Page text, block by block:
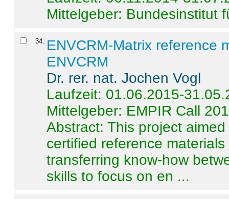
Mittelgeber: Bundesinstitut
34. ENVCRM-Matrix reference
ENVCRM
Dr. rer. nat. Jochen Vogl
Laufzeit: 01.06.2015-
Mittelgeber: EMPIR Call
Abstract:This project
certified reference
transferring know-how
skills to focus on en ...